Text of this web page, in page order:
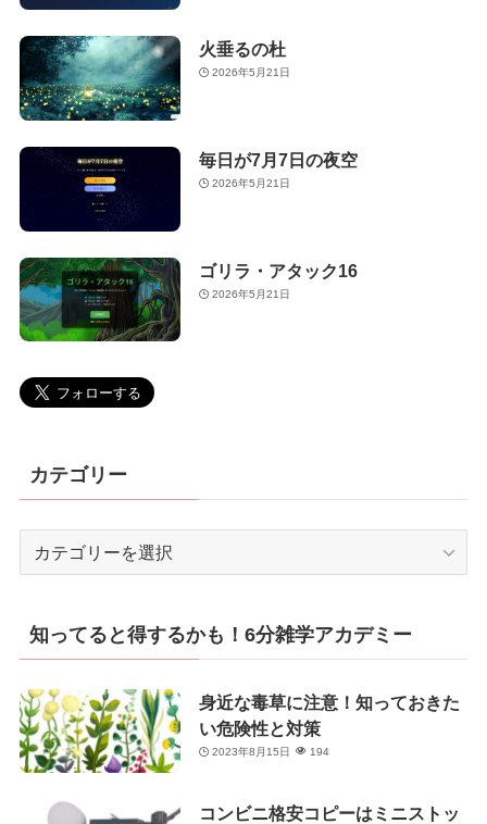
火垂るの杜
2026年5月21日
毎日が7月7日の夜空
2026年5月21日
ゴリラ・アタック16
2026年5月21日
カテゴリー
リ
ー
知ってると得するかも！6分雑学アカデミー
身近な毒草に注意！知っておきた
い危険性と対策
2023年8月15日 194
コンビニ格安コピーはミニストッ